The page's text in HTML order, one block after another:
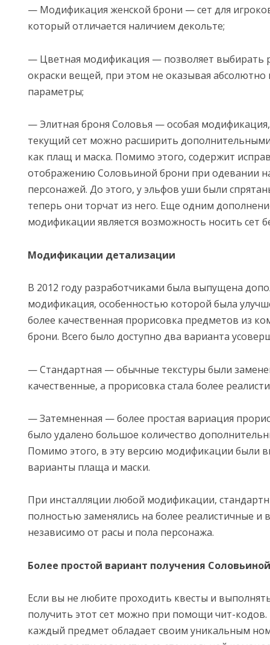
— Модификация женской брони — сет для
который отличается наличием декольте;
— Цветная модификация — позволяет выбирать
окраски вещей, при этом не оказывая абсолютно
параметры;
— Элитная броня Соловья — особая
текущий сет можно расширить
как плащ и маска. Помимо этого, содержит
отображению Соловьиной брони при одевании
персонажей. До этого, у эльфов уши были
теперь они торчат из него. Еще одним
модификации является возможность носить сет
Модификации детализации
В 2012 году разработчиками была выпущена
модификация, особенностью которой была
более качественная прорисовка предметов из
брони. Всего было доступно два варианта
— Стандартная — обычные текстуры были
качественные, а прорисовка стала более
— Затемненная — более простая вариация
было удалено большое количество
Помимо этого, в эту версию модификации были
варианты плаща и маски.
При инсталляции любой модификации,
полностью заменялись на более реалистичные и
независимо от расы и пола персонажа.
Более простой вариант получения
Если вы не любите проходить квесты и
получить этот сет можно при помощи чит-кодов.
каждый предмет обладает своим уникальным